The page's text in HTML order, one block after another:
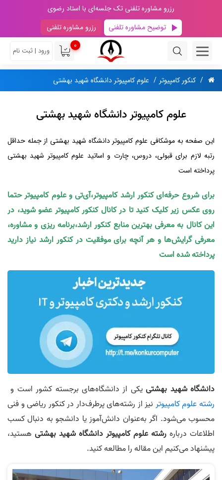
رزرو مشاوره تلفنی تک جلسه‌ای با استاد رضوی
توضیح مشاوره تلفنی
رزرو مشاوره تلفنی
0
ورود | ثبت نام
کنکور کامپیوتر علوم کامپیوتر دانشگاه شهید بهشتی
علوم کامپیوتر دانشگاه شهید بهشتی
این صفحه به موشکافی علوم کامپیوتر دانشگاه شهید بهشتی از جمله حداقل
رتبه لازم برای قبولی، دروس، چارت و اساتید علوم کامپیوتر شهید بهشتی
پرداخته است
برای شروع حرفه‌ای کنکور ارشد کامپیوتر،آی‌تی و علوم کامپیوتر حتما
روی عکس زیر کلیک کنید تا در کانال کنکور کامپیوتر عضو شوید، در
این کانال به معرفی بهترین منابع کنکور ارشد،برنامه ریزی و مشاوره،
معرفی گرایش‌ها و هر آنچه برای موفقیت در کنکور ارشد نیاز دارید
پرداخته شده است
دانشگاه شهید بهشتییکی از دانشگاه‌های برجسته کشور است و
رشته علوم کامپیوتر نیز از رشته‌های پرطرف‌دار در کنکور ریاضی و فنی
محسوب می‌شود. اگر به‌عنوان دانش‌آموز یا دانشجو به دنبال کسب
اطلاعات درباره رشته علوم کامپیوتر دانشگاه شهید بهشتی هستید،
پیشنهاد می‌کنیم این مقاله را مطالعه کنید.